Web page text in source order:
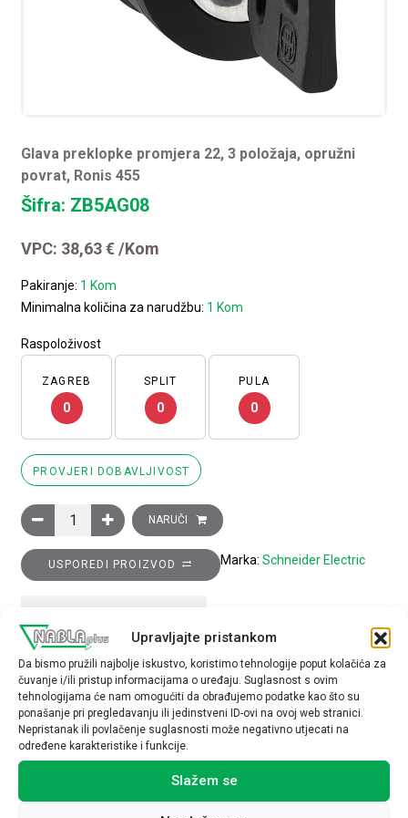
Upravljajte pristankom
Da bismo pružili najbolje iskustvo, koristimo tehnologije poput kolačića za
čuvanje i/ili pristup informacijama o uređaju. Suglasnost s ovim
tehnologijama će nam omogućiti da obrađujemo podatke kao što su
ponašanje pri pregledavanju ili jedinstveni ID-ovi na ovoj web stranici.
Nepristanak ili povlačenje suglasnosti može negativno utjecati na
određene karakteristike i funkcije.
Slažem se
Glava preklopke promjera 22, 3 položaja, opružni
povrat, Ronis 455
Šifra: ZB5AG08
VPC: 38,63€ /Kom
Pakiranje: 1 Kom
Minimalna količina za narudžbu: 1 Kom
Raspoloživost
ZAGREB
0
SPLIT
0
PULA
0
PROVJERI DOBAVLJIVOST
Glava preklopke promjera 22, 3 položaja, opružni povrat,
NARUČI
USPOREDI PROIZVOD Marka: Schneider Electric
Tip opreme
glava preklopke